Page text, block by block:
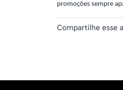
promoções sempre
Compartilhe esse